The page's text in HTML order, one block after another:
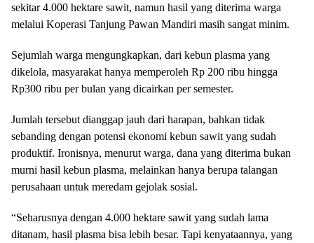
sekitar 4.000 hektare sawit, namun hasil yang diterima warga
melalui Koperasi Tanjung Pawan Mandiri masih sangat minim.
Sejumlah warga mengungkapkan, dari kebun plasma yang
dikelola, masyarakat hanya memperoleh Rp 200 ribu hingga
Rp300 ribu per bulan yang dicairkan per semester.
Jumlah tersebut dianggap jauh dari harapan, bahkan tidak
sebanding dengan potensi ekonomi kebun sawit yang sudah
produktif. Ironisnya, menurut warga, dana yang diterima bukan
murni hasil kebun plasma, melainkan hanya berupa talangan
perusahaan untuk meredam gejolak sosial.
“Seharusnya dengan 4.000 hektare sawit yang sudah lama
ditanam, hasil plasma bisa lebih besar. Tapi kenyataannya, yang